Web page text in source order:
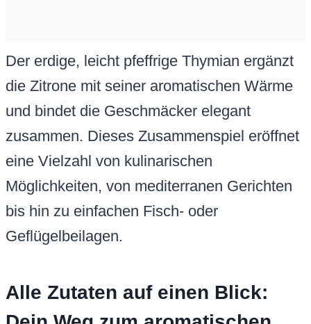
Der erdige, leicht pfeffrige Thymian ergänzt
die Zitrone mit seiner aromatischen Wärme
und bindet die Geschmäcker elegant
zusammen. Dieses Zusammenspiel eröffnet
eine Vielzahl von kulinarischen
Möglichkeiten, von mediterranen Gerichten
bis hin zu einfachen Fisch- oder
Geflügelbeilagen.
Alle Zutaten auf einen Blick: